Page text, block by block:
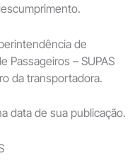
de
Passageiros – SUPAS
da transportadora.
data de sua publicação.